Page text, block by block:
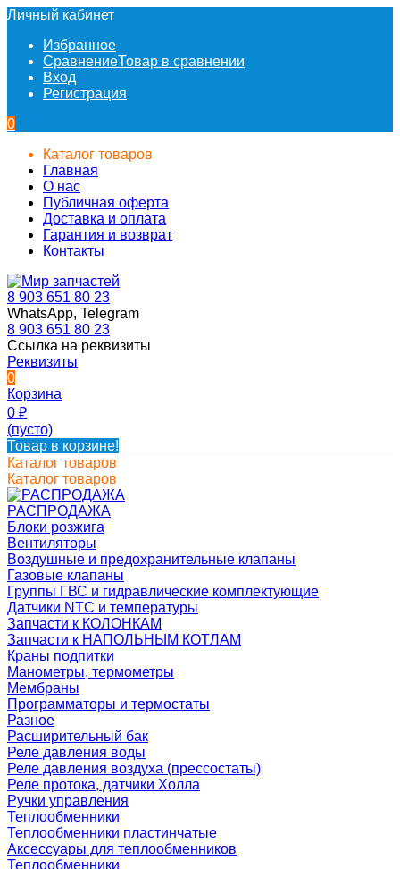
Личный кабинет
Избранное
СравнениеТовар в сравнении
Вход
Регистрация
0
Каталог товаров
Главная
О нас
Публичная оферта
Доставка и оплата
Гарантия и возврат
Контакты
8 903 651 80 23
WhatsApp, Telegram
8 903 651 80 23
Ссылка на реквизиты
Реквизиты
0
Корзина
0 ₽
(пусто)
Товар в корзине!
Каталог товаров
Каталог товаров
РАСПРОДАЖА
Блоки розжига
Вентиляторы
Воздушные и предохранительные клапаны
Газовые клапаны
Группы ГВС и гидравлические комплектующие
Датчики NTC и температуры
Запчасти к КОЛОНКАМ
Запчасти к НАПОЛЬНЫМ КОТЛАМ
Краны подпитки
Манометры, термометры
Мембраны
Программаторы и термостаты
Разное
Расширительный бак
Реле давления воды
Реле давления воздуха (прессостаты)
Реле протока, датчики Холла
Ручки управления
Теплообменники
Теплообменники пластинчатые
Аксессуары для теплообменников
Теплообменники